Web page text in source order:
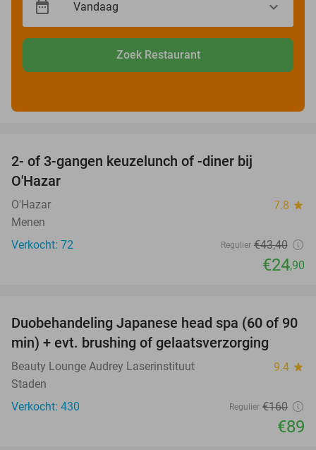
Zoek Restaurant
2- of 3-gangen keuzelunch of -diner bij
O'Hazar
O'Hazar 7.8 star
Menen
Verkocht: 72
Regulier €43,40
€24,90
44%
Duobehandeling Japanese head spa (60 of 90
min) + evt. brushing of gelaatsverzorging
Beauty Lounge Audrey Laserinstituut 9.4 star
Staden
Verkocht: 430
Regulier €160
€89